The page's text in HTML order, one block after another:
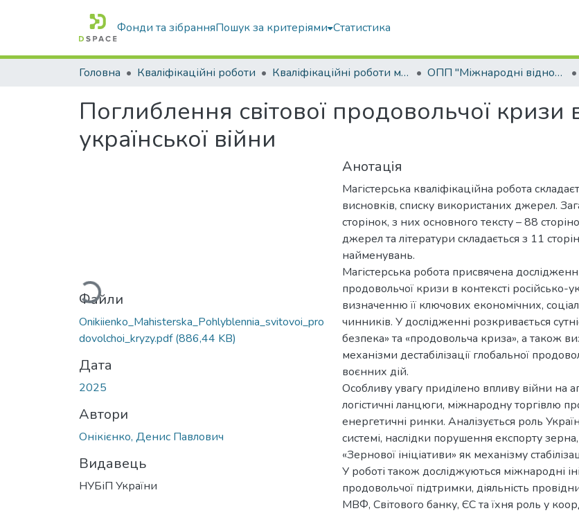
Фонди та зібранняПошук за критеріями Статистика
Головна Кваліфікаційні роботи Кваліфікаційні роботи магістрів ОПП "Міжнародні відносини, суспільні комунікації та регіональні студії"
Поглиблення світової продовольчої кризи
української війни
Вантажиться...
Файли
Onikiienko_Mahisterska_Pohlyblennia_svitovoi_pro
dovolchoi_kryzy.pdf(886,44 KB)
Дата
2025
Автори
Онікієнко, Денис Павлович
Видавець
НУБіП України
Анотація
Магістерська кваліфікаційна робота
висновків, списку використаних джерел.
сторінок, з них основного тексту – 88
джерел та літератури складається з 11
найменувань.
Магістерська робота присвячена
продовольчої кризи в контексті російсько-
визначенню її ключових економічних,
чинників. У дослідженні розкривається
безпека» та «продовольча криза», а також
механізми дестабілізації глобальної
воєнних дій.
Особливу увагу приділено впливу війни на
логістичні ланцюги, міжнародну торгівлю
енергетичні ринки. Аналізується роль
системі, наслідки порушення експорту
«Зернової ініціативи» як механізму
У роботі також досліджуються міжнародні
продовольчої підтримки, діяльність
МВФ, Світового банку, ЄС та їхня роль у